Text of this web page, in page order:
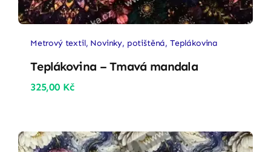
Metrový textil, Novinky, potištěná, Teplákovina
Teplákovina – Tmavá mandala
325,00 Kč